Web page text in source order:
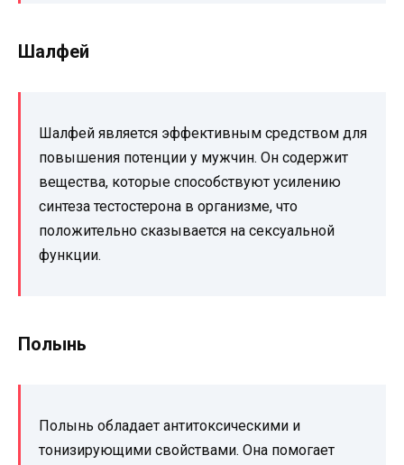
Шалфей
Шалфей является эффективным средством для
повышения потенции у мужчин. Он содержит
вещества, которые способствуют усилению
синтеза тестостерона в организме, что
положительно сказывается на сексуальной
функции.
Полынь
Полынь обладает антитоксическими и
тонизирующими свойствами. Она помогает